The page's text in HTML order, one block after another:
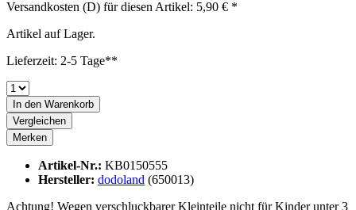
Versandkosten (D) für diesen Artikel: 5,90 € *
Artikel auf Lager.
Lieferzeit: 2-5 Tage**
In den Warenkorb
Vergleichen
Merken
Artikel-Nr.: KB0150555
Hersteller: dodoland (650013)
Achtung! Wegen verschluckbarer Kleinteile nicht für Kinder unter 3